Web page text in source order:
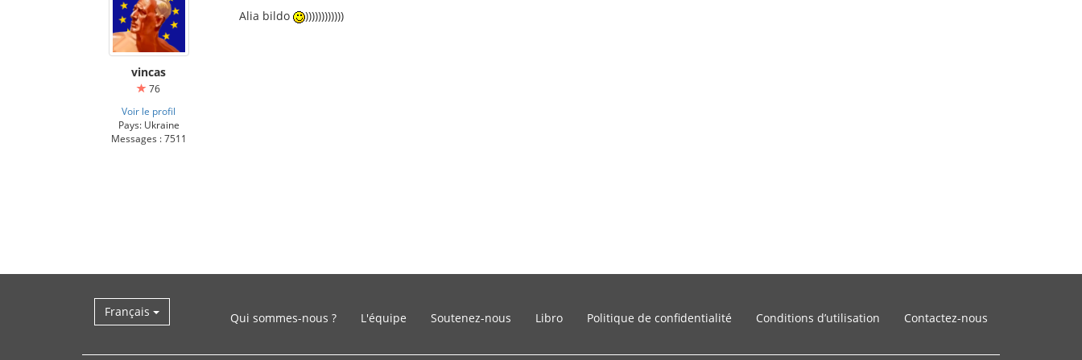
vincas
76
Voir le profil
Pays: Ukraine
Messages : 7511
Alia bildo ))))))))))))
Français Qui sommes-nous ? L'équipe Soutenez-nous Libro Politique de confidentialité Conditions d’utilisation Contactez-nous